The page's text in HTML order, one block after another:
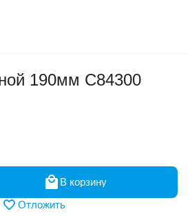
190мм С84300
В корзину
Отложить